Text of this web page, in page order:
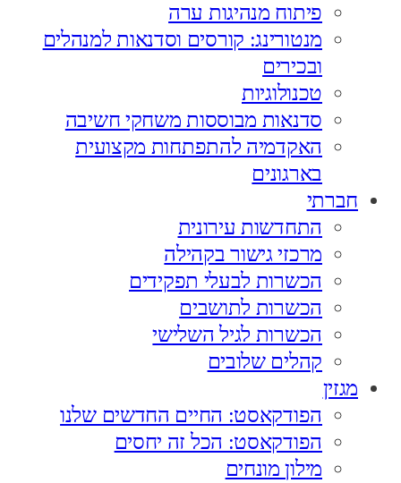
פיתוח מנהיגות ערה
מנטורינג: קורסים וסדנאות למנהלים
ובכירים
טכנולוגיות
סדנאות מבוססות משחקי חשיבה
האקדמיה להתפתחות מקצועית
בארגונים
חברתי
התחדשות עירונית
מרכזי גישור בקהילה
הכשרות לבעלי תפקידים
הכשרות לתושבים
הכשרות לגיל השלישי
קהלים שלובים
מגזין
הפודקאסט: החיים החדשים שלנו
הפודקאסט: הכל זה יחסים
מילון מונחים